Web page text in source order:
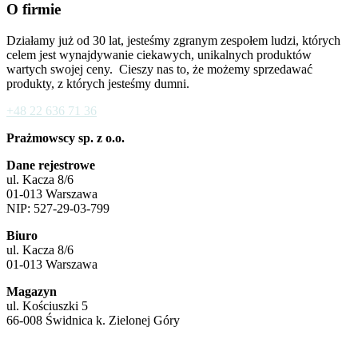
O firmie
Działamy już od 30 lat, jesteśmy zgranym zespołem ludzi, których
celem jest wynajdywanie ciekawych, unikalnych produktów
wartych swojej ceny. Cieszy nas to, że możemy sprzedawać
produkty, z których jesteśmy dumni.
+48 22 636 71 36
Prażmowscy sp. z o.o.
Dane rejestrowe
ul. Kacza 8/6
01-013 Warszawa
NIP: 527-29-03-799
Biuro
ul. Kacza 8/6
01-013 Warszawa
Magazyn
ul. Kościuszki 5
66-008 Świdnica k. Zielonej Góry